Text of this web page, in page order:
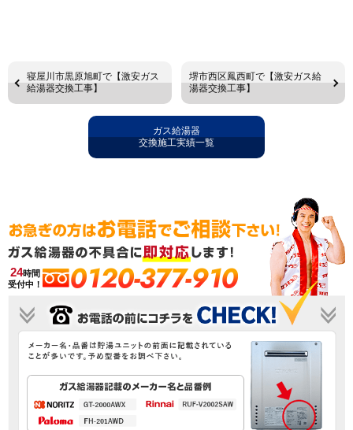
寝屋川市黒原旭町で【激安ガス
給湯器交換工事】
堺市西区鳳西町で【激安ガス給
湯器交換工事】
ガス給湯器
交換施工実績一覧
24時間
受付中！
0120-377-910